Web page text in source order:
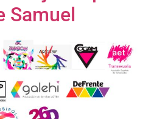
Samuel